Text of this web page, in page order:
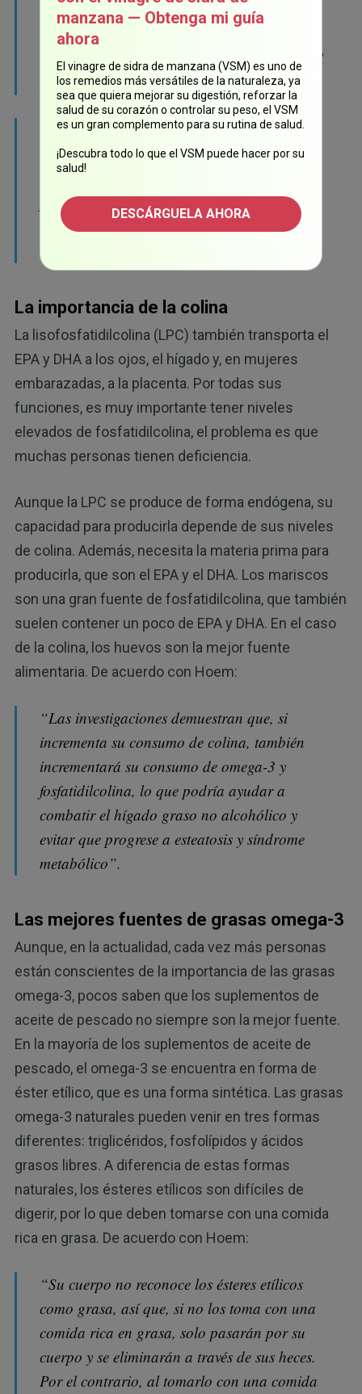
órganos, su vida media podría ser de cientos
de horas, mientras que en la circulación la
vida media es de unas cien horas más para el
DHA que para el EPA.
Esto significa que cuando incrementa su
consumo, tardan al menos unas 600 horas,
hasta que vuelve a un estado estable. Como
puede ver, cuando se trata de estos ácidos
grasos, las cosas no suceden de la noche a la
mañana, por lo que tiene que ser paciente”.
La importancia de la colina
La lisofosfatidilcolina (LPC) también transporta el
EPA y DHA a los ojos, el hígado y, en mujeres
embarazadas, a la placenta. Por todas sus
funciones, es muy importante tener niveles
elevados de fosfatidilcolina, el problema es que
muchas personas tienen deficiencia.
Aunque la LPC se produce de forma endógena, su
capacidad para producirla depende de sus niveles
de colina. Además, necesita la materia prima para
producirla, que son el EPA y el DHA. Los mariscos
son una gran fuente de fosfatidilcolina, que también
suelen contener un poco de EPA y DHA. En el caso
de la colina, los huevos son la mejor fuente
alimentaria. De acuerdo con Hoem:
“Las investigaciones demuestran que, si
incrementa su consumo de colina, también
incrementará su consumo de omega-3 y
fosfatidilcolina, lo que podría ayudar a
combatir el hígado graso no alcohólico y
evitar que progrese a esteatosis y síndrome
metabólico”.
Las mejores fuentes de grasas omega-3
Aunque, en la actualidad, cada vez más personas
están conscientes de la importancia de las grasas
omega-3, pocos saben que los suplementos de
aceite de pescado no siempre son la mejor fuente.
En la mayoría de los suplementos de aceite de
pescado, el omega-3 se encuentra en forma de
éster etílico, que es una forma sintética. Las grasas
omega-3 naturales pueden venir en tres formas
diferentes: triglicéridos, fosfolípidos y ácidos
grasos libres. A diferencia de estas formas
naturales, los ésteres etílicos son difíciles de
digerir, por lo que deben tomarse con una comida
rica en grasa. De acuerdo con Hoem:
“Su cuerpo no reconoce los ésteres etílicos
como grasa, así que, si no los toma con una
comida rica en grasa, solo pasarán por su
cuerpo y se eliminarán a través de sus heces.
Por el contrario, al tomarlo con una comida
manzana — Obtenga mi guía
ahora
El vinagre de sidra de manzana (VSM) es uno de
los remedios más versátiles de la naturaleza, ya
sea que quiera mejorar su digestión, reforzar la
salud de su corazón o controlar su peso, el VSM
es un gran complemento para su rutina de salud.
¡Descubra todo lo que el VSM puede hacer por su
salud!
DESCÁRGUELA AHORA